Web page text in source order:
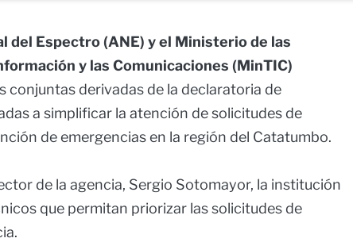
del Espectro (ANE) y el Ministerio de las
y las Comunicaciones (MinTIC)
conjuntas derivadas de la declaratoria de
a simplificar la atención de solicitudes de
de emergencias en la región del Catatumbo.
de la agencia, Sergio Sotomayor, la institución
que permitan priorizar las solicitudes de